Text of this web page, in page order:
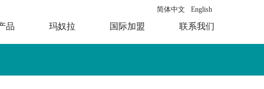
品 玛奴拉 国际加盟 联系我们
简体中文 English